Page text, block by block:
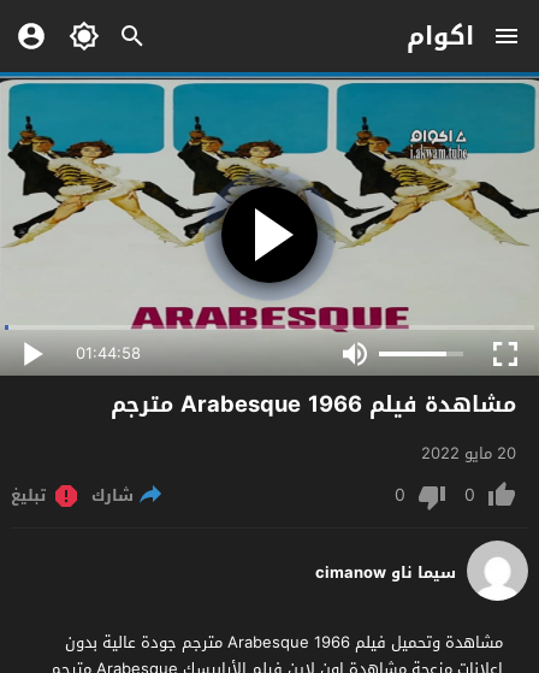
اكوام
01:44:58
مشاهدة فيلم Arabesque 1966 مترجم
20 مايو 2022
0
0 شارك تبليغ
سيما ناو cimanow
مشاهدة وتحميل فيلم Arabesque 1966 مترجم جودة عالية بدون